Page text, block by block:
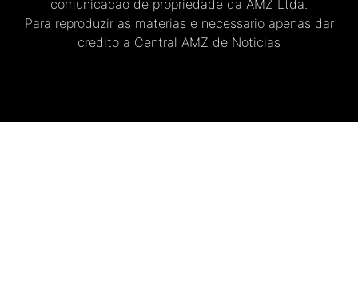
comunicacao de propriedade da AMZ Ltda.
Para reproduzir as materias e necessario apenas dar
credito a Central AMZ de Noticias